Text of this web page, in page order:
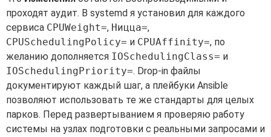
проходят аудит. В systemd я установил для каждого
сервиса CPUWeight=, Ницца=,
CPUSchedulingPolicy= и CPUAffinity=, по
желанию дополняется IOSchedulingClass= и
IOSchedulingPriority=. Drop-in файлы
документируют каждый шаг, а плейбуки Ansible
позволяют использовать те же стандарты для целых
парков. Перед развертыванием я проверяю работу
системы на узлах подготовки с реальными запросами и